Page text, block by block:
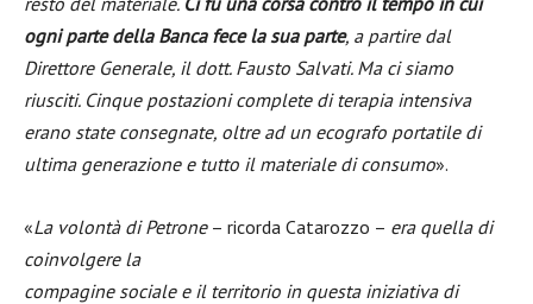
ogni parte della Banca fece la sua parte, a partire dal
Direttore Generale, il dott. Fausto Salvati. Ma ci siamo
riusciti. Cinque postazioni complete di terapia intensiva
erano state consegnate, oltre ad un ecografo portatile di
ultima generazione e tutto il materiale di consumo».
«La volontà di Petrone– ricorda Catarozzo – era quella di
coinvolgere la
compagine sociale e il territorio in questa iniziativa di